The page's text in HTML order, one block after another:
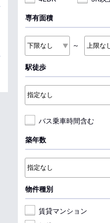
専有面積
～
駅徒歩
バス乗車時間含む
築年数
物件種別
賃貸マンション